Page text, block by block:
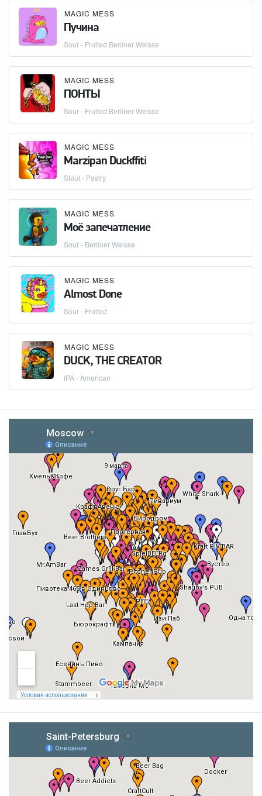
MAGIC MESS
Пучина
Sour - Fruited Berliner Weisse
MAGIC MESS
ПОНТЫ
Sour - Fruited Berliner Weisse
MAGIC MESS
Marzipan Duckffiti
Stout - Pastry
MAGIC MESS
Моё запечатление
Sour - Berliner Weisse
MAGIC MESS
Almost Done
Sour - Fruited
MAGIC MESS
DUCK, THE CREATOR
IPA - American